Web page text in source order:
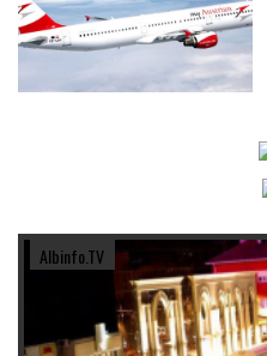
Albinfo.TV